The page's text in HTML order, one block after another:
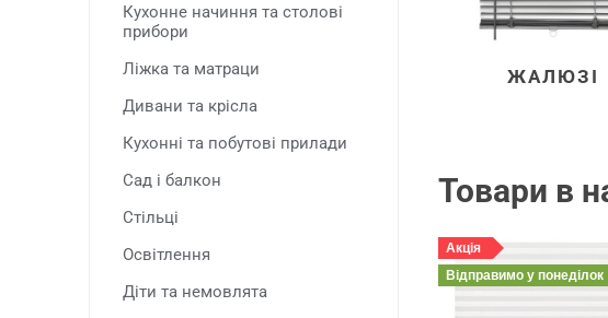
Кухонне начиння та столові
прибори
Ліжка та матраци
Дивани та крісла
Кухонні та побутові прилади
Сад і балкон
Стільці
Освітлення
Діти та немовлята
ЖАЛЮЗІ
Товари в
Акція
Відправимо у понеділок